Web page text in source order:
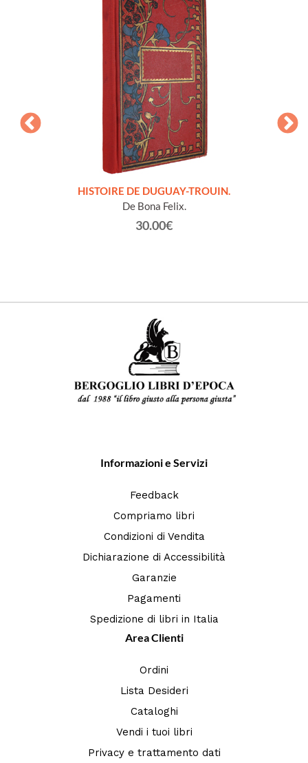
HISTOIRE DE DUGUAY-TROUIN.
De Bona Felix.
30.00€
Informazioni e Servizi
Feedback
Compriamo libri
Condizioni di Vendita
Dichiarazione di Accessibilità
Garanzie
Pagamenti
Spedizione di libri in Italia
Area Clienti
Ordini
Lista Desideri
Cataloghi
Vendi i tuoi libri
Privacy e trattamento dati